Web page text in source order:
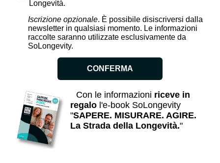
Longevità.
Iscrizione opzionale. È possibile disiscriversi dalla
newsletter in qualsiasi momento. Le informazioni
raccolte saranno utilizzate esclusivamente da
SoLongevity.
CONFERMA
Con le informazioni riceve in
regalo l'e-book SoLongevity
"SAPERE. MISURARE. AGIRE.
La Strada della Longevità."